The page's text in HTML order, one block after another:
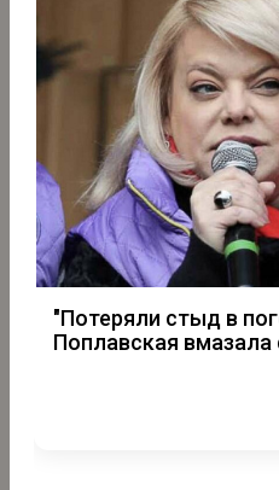
"Потеряли стыд в
Поплавская